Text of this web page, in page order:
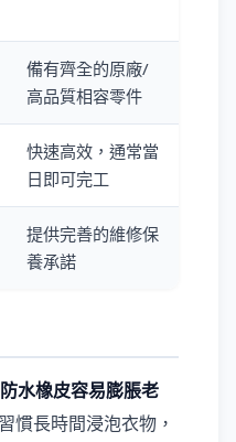
備有齊全的原廠/
高品質相容零件
快速高效，通常當
日即可完工
提供完善的維修保
養承諾
水橡皮容易膨脹老
慣長時間浸泡衣物，